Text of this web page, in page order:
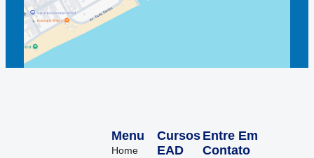
Cursos
EAD
Menu
Home
Entre Em
Contato